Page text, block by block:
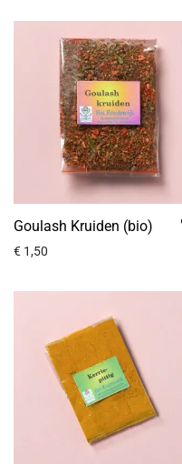
Goulash Kruiden (bio)
€ 1,50